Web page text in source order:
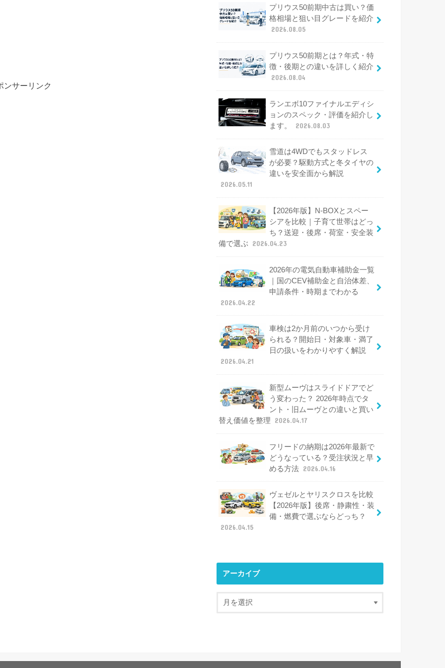
ンサーリンク
プリウス50前期中古は買い？価
格相場と狙い目グレードを紹介
2026.08.05
プリウス50前期とは？年式・特
徴・後期との違いを詳しく紹介
2026.08.04
ランエボ10ファイナルエディシ
ョンのスペック・評価を紹介し
ます。
2026.08.03
雪道は4WDでもスタッドレス
が必要？駆動方式と冬タイヤの
違いを安全面から解説
2026.05.11
【2026年版】N-BOXとスペー
シアを比較｜子育て世帯はどっ
ち？送迎・後席・荷室・安全装
備で選ぶ
2026.04.23
2026年の電気自動車補助金一覧
｜国のCEV補助金と自治体差、
申請条件・時期までわかる
2026.04.22
車検は2か月前のいつから受け
られる？開始日・対象車・満了
日の扱いをわかりやすく解説
2026.04.21
新型ムーヴはスライドドアでど
う変わった？ 2026年時点でタ
ント・旧ムーヴとの違いと買い
替え価値を整理
2026.04.17
フリードの納期は2026年最新で
どうなっている？受注状況と早
める方法 2026.04.16
ヴェゼルとヤリスクロスを比較
【2026年版】後席・静粛性・装
備・燃費で選ぶならどっち？
2026.04.15
アーカイブ